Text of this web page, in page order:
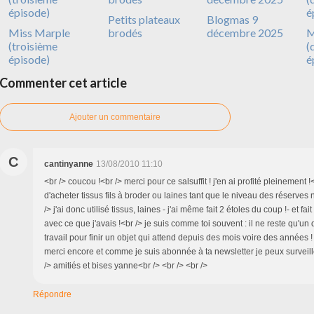
Miss Marple
(troisième
épisode)
Petits plateaux
brodés
Blogmas 9
décembre 2025
Commenter cet article
Ajouter un commentaire
C cantinyanne 13/08/2010 11:10
<br /> coucou !<br /> merci pour ce salsuffit ! j'en ai profité pleinement
d'acheter tissus fils à broder ou laines tant que le niveau des réserves
/> j'ai donc utilisé tissus, laines - j'ai même fait 2 étoles du coup !- et
avec ce que j'avais !<br /> je suis comme toi souvent : il ne reste qu'un
travail pour finir un objet qui attend depuis des mois voire des années
merci encore et comme je suis abonnée à ta newsletter je peux
/> amitiés et bises yanne<br /> <br /> <br />
Répondre